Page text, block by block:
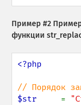
Пример #2
функции
<?php
$str =